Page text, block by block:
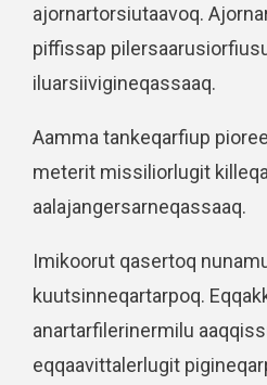
ajornartorsiutaavoq.
piffissap
iluarsiivigineqassaaq.
Aamma tankeqarfiup
meterit missiliorlugit
aalajangersarneqassaaq.
Imikoorut qasertoq
kuutsinneqartarpoq.
anartarfilerinermilu
eqqaavittalerlugit